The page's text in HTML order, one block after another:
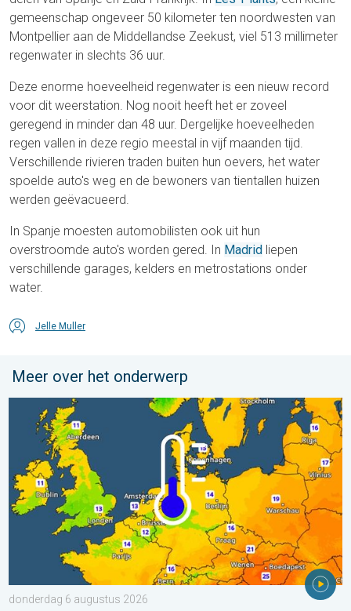
gemeenschap ongeveer 50 kilometer ten noordwesten van
Montpellier aan de Middellandse Zeekust, viel 513 millimeter
regenwater in slechts 36 uur.
Deze enorme hoeveelheid regenwater is een nieuw record
voor dit weerstation. Nog nooit heeft het er zoveel
geregend in minder dan 48 uur. Dergelijke hoeveelheden
regen vallen in deze regio meestal in vijf maanden tijd.
Verschillende rivieren traden buiten hun oevers, het water
spoelde auto's weg en de bewoners van tientallen huizen
werden geëvacueerd.
In Spanje moesten automobilisten ook uit hun
overstroomde auto's worden gered. In Madrid liepen
verschillende garages, kelders en metrostations onder
water.
Jelle Muller
Meer over het onderwerp
Er komen koelere nachten aan. West- en Midden-Europa. . .
donderdag 6 augustus 2026